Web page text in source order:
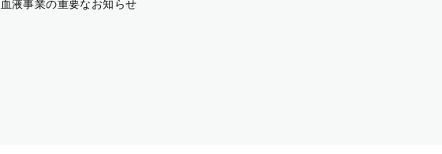
血液事業の重要なお知らせ